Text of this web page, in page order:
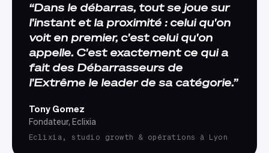
Dans le débarras, tout se joue sur
l'instant et la proximité : celui qu'on
voit en premier, c'est celui qu'on
appelle. C'est exactement ce qui a
fait des Débarrasseurs de
l'Extrême le leader de sa catégorie.
Tony Gomez
Fondateur, Eclixia
Eclixia, studio growth & opérations à Lyon